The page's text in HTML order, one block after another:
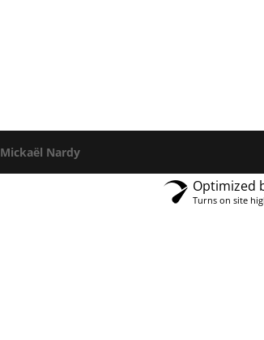
Mickaël Nardy
Optimized
Turns on site